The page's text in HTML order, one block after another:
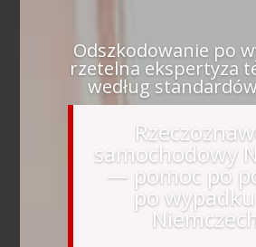
Odszkodowanie po
rzetelna ekspertyza
według
samochodowy
— pomoc po
po